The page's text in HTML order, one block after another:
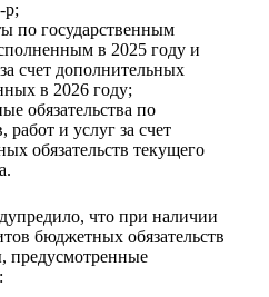
р;
по государственным
в 2025 году и
счет дополнительных
в 2026 году;
обязательства по
работ и услуг за счет
обязательств текущего
что при наличии
бюджетных обязательств
предусмотренные